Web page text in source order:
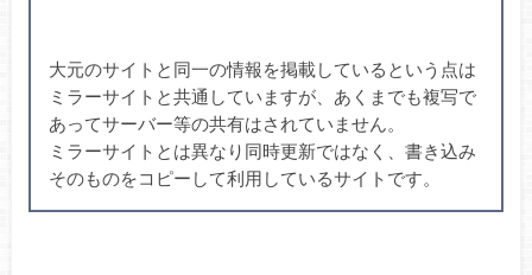
大元のサイトと同一の情報を掲載しているという点は
ミラーサイトと共通していますが、あくまでも複写で
あってサーバー等の共有はされていません。
ミラーサイトとは異なり同時更新ではなく、書き込み
そのものをコピーして利用しているサイトです。